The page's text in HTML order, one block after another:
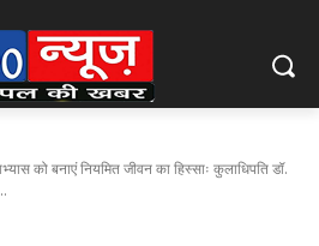
को बनाएं नियमित जीवन का हिस्साः कुलाधिपति डॉ.